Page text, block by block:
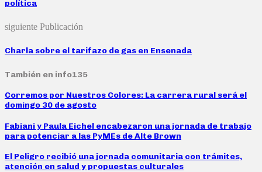
política
siguiente Publicación
Charla sobre el tarifazo de gas en Ensenada
También en info135
Corremos por Nuestros Colores: La carrera rural será el
domingo 30 de agosto
Fabiani y Paula Eichel encabezaron una jornada de trabajo
para potenciar a las PyMEs de Alte Brown
El Peligro recibió una jornada comunitaria con trámites,
atención en salud y propuestas culturales